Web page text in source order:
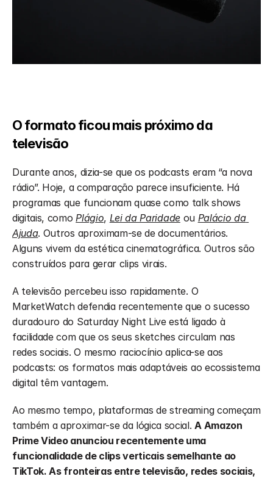
O formato ficou mais próximo da
televisão
Durante anos, dizia-se que os podcasts eram “a nova
rádio”. Hoje, a comparação parece insuficiente. Há
programas que funcionam quase como talk shows
digitais, como Plágio, Lei da Paridade ou Palácio da
Ajuda. Outros aproximam-se de documentários.
Alguns vivem da estética cinematográfica. Outros são
construídos para gerar clips virais.
A televisão percebeu isso rapidamente. O
MarketWatch defendia recentemente que o sucesso
duradouro do Saturday Night Live está ligado à
facilidade com que os seus sketches circulam nas
redes sociais. O mesmo raciocínio aplica-se aos
podcasts: os formatos mais adaptáveis ao ecossistema
digital têm vantagem.
Ao mesmo tempo, plataformas de streaming começam
também a aproximar-se da lógica social. A Amazon
Prime Video anunciou recentemente uma
funcionalidade de clips verticais semelhante ao
TikTok. As fronteiras entre televisão, redes sociais,